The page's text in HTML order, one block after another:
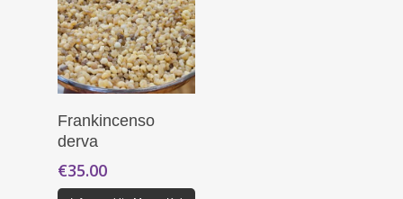
Frankincenso
derva
€35.00